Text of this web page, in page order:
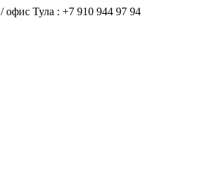
Тула : +7 910 944 97 94